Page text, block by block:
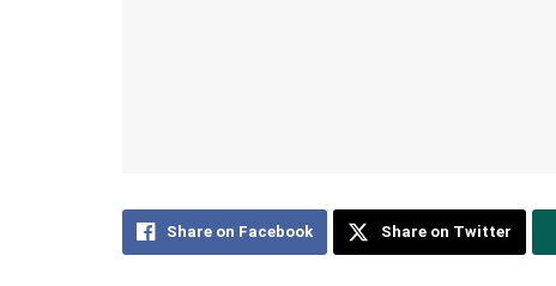
Share on Facebook Share on Twitter